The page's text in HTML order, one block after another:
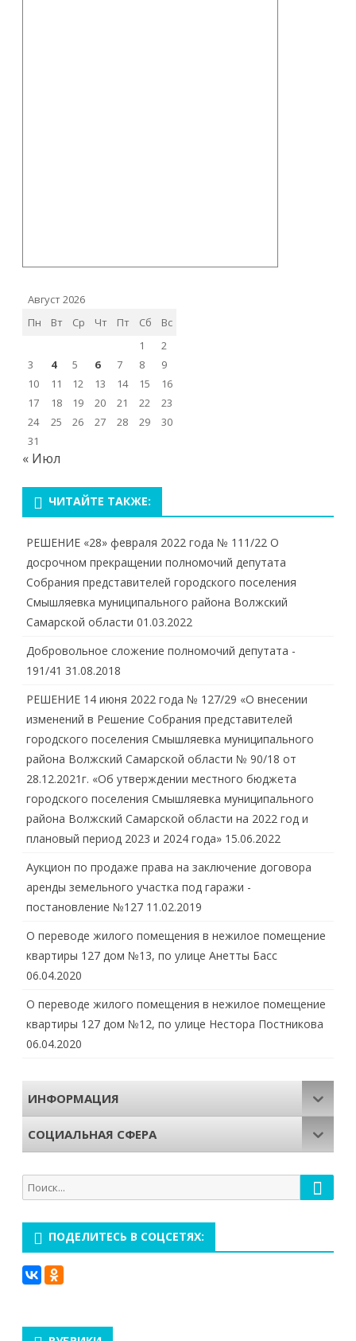
Август 2026
Пн
Вт Ср Чт Пт Сб
Вс
1
2
3
4 5 6 7 8
9
10
11 12 13 14 15
16
17
18 19 20 21 22
23
24
25 26 27 28 29
30
31
« Июл
ЧИТАЙТЕ ТАКЖЕ:
РЕШЕНИЕ «28» февраля 2022 года № 111/22 О
досрочном прекращении полномочий депутата
Собрания представителей городского поселения
Смышляевка муниципального района Волжский
Самарской области 01.03.2022
Добровольное сложение полномочий депутата -
191/41 31.08.2018
РЕШЕНИЕ 14 июня 2022 года № 127/29 «О внесении
изменений в Решение Собрания представителей
городского поселения Смышляевка муниципального
района Волжский Самарской области № 90/18 от
28.12.2021г. «Об утверждении местного бюджета
городского поселения Смышляевка муниципального
района Волжский Самарской области на 2022 год и
плановый период 2023 и 2024 года» 15.06.2022
Аукцион по продаже права на заключение договора
аренды земельного участка под гаражи -
постановление №127 11.02.2019
О переводе жилого помещения в нежилое помещение
квартиры 127 дом №13, по улице Анетты Басс
06.04.2020
О переводе жилого помещения в нежилое помещение
квартиры 127 дом №12, по улице Нестора Постникова
06.04.2020
ИНФОРМАЦИЯ
СОЦИАЛЬНАЯ СФЕРА
Поиск
для:
Поиск
ПОДЕЛИТЕСЬ В СОЦСЕТЯХ: